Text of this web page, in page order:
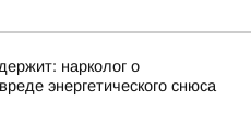
нарколог о
энергетического снюса